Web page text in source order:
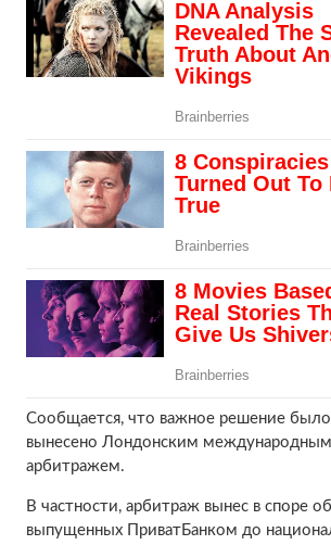
Сообщается, что важное решение было
вынесено Лондонским
арбитражем.
В частности, арбитраж вынес в споре
выпущенных ПриватБанком до